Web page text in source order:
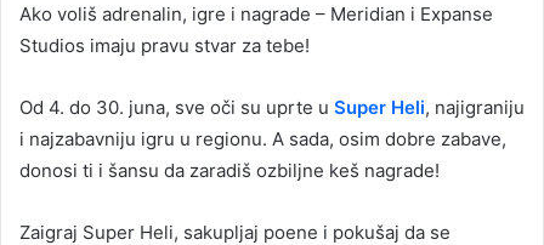
Ako voliš adrenalin, igre i nagrade – Meridian i Expanse
Studios imaju pravu stvar za tebe!
Od 4. do 30. juna, sve oči su uprte u Super Heli, najigraniju
i najzabavniju igru u regionu. A sada, osim dobre zabave,
donosi ti i šansu da zaradiš ozbiljne keš nagrade!
Zaigraj Super Heli, sakupljaj poene i pokušaj da se